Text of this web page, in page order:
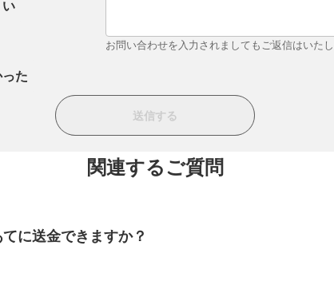
た
お問い合わせを入力されましてもご返信はいた
関連するご質問
に送金できますか？